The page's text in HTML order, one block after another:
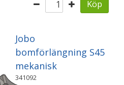
Köp
Jobo
bomförlängning S45
mekanisk
341092